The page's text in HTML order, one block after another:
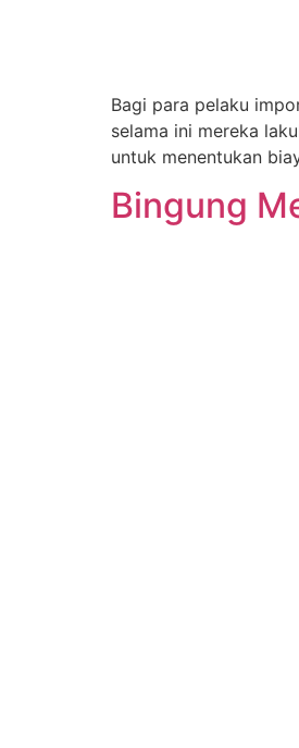
Bagi para pelaku
selama ini mereka
untuk menentukan
Bingung